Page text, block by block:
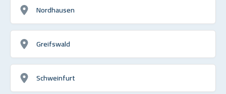
Nordhausen
Greifswald
Schweinfurt